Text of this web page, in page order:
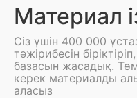
Материал
Сіз үшін 400 000
тәжірибесін
базасын жасадық.
керек материалды
аласыз